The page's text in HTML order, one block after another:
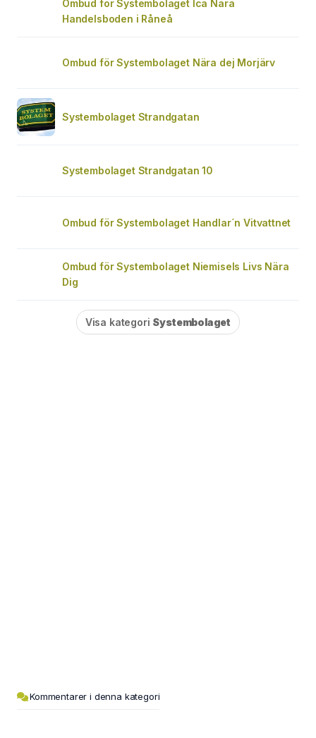
Ombud för Systembolaget Ica Nära
Handelsboden i Råneå
Ombud för Systembolaget Nära dej Morjärv
Systembolaget Strandgatan
Systembolaget Strandgatan 10
Ombud för Systembolaget Handlar´n Vitvattnet
Ombud för Systembolaget Niemisels Livs Nära
Dig
Visa kategori Systembolaget
Kommentarer i denna kategori